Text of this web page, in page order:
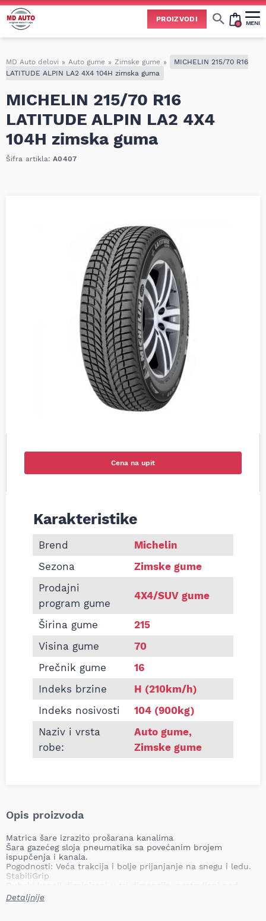
PROIZVODI MENI
MD Auto delovi » Auto gume » Zimske gume »
MICHELIN 215/70 R16
LATITUDE ALPIN LA2 4X4 104H zimska guma
MICHELIN 215/70 R16
LATITUDE ALPIN LA2 4X4
104H zimska guma
Šifra artikla:A0407
Cena na upit
Informacije o MICHELIN 215/70 R16 LATITUDE
Karakteristike
Brend
Michelin
Sezona
Zimske gume
Prodajni
program gume
4X4/SUV gume
Širina gume
215
Visina gume
70
Prečnik gume
16
Indeks brzine
H (210km/h)
Indeks nosivosti
104 (900kg)
Naziv i vrsta
robe:
Auto gume,
Zimske gume
Opis proizvoda
Matrica šare izrazito prošarana kanalima
Šara gazećeg sloja pneumatika sa povećanim brojem
ispupčenja i kanala.
Pogodnosti: Veća trakcija i bolje prijanjanje na snegu i ledu.
StabiliGrip
promenljivim uglovima omogućavaju:
• više ispupčenja za bolju trakciju,
Detaljnije